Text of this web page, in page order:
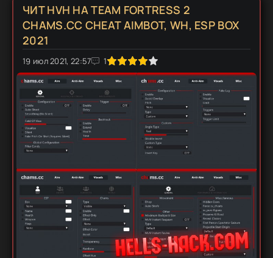
ЧИТ HVH НА TEAM FORTRESS 2
CHAMS.CC CHEAT AIMBOT, WH, ESP BOX
2021
19 июл 2021, 22:57 1
1 2 3 4 5